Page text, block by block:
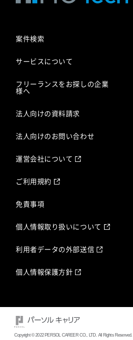
案件検索
サービスについて
フリーランスをお探しの企業
様へ
法人向けの資料請求
法人向けのお問い合わせ
運営会社について
ご利用規約
免責事項
個人情報取り扱いについて
利用者データの外部送信
個人情報保護方針
Copyright © 2022 PERSOL CAREER CO., LTD. All Rights Reserved.